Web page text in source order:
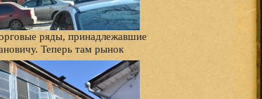
ряды, принадлежавшие
Теперь там рынок